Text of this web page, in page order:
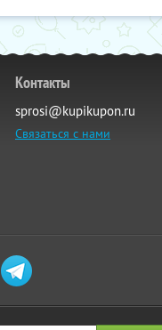
Контакты
sprosi@kupikupon.ru
Связаться с нами